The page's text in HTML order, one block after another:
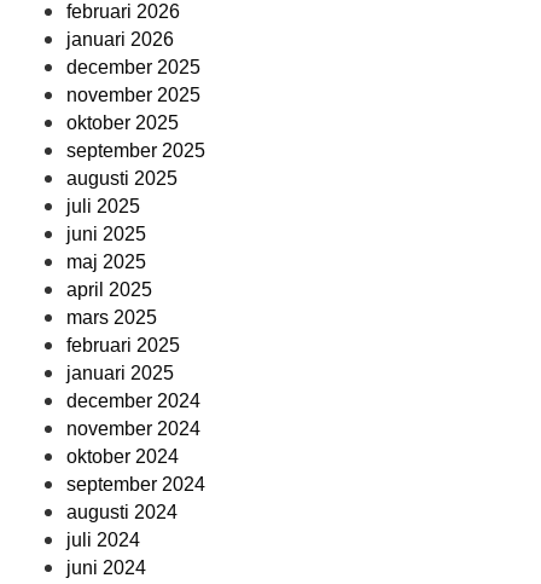
februari 2026
januari 2026
december 2025
november 2025
oktober 2025
september 2025
augusti 2025
juli 2025
juni 2025
maj 2025
april 2025
mars 2025
februari 2025
januari 2025
december 2024
november 2024
oktober 2024
september 2024
augusti 2024
juli 2024
juni 2024